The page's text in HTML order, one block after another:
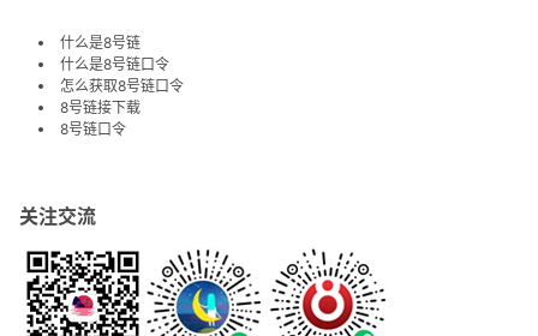
什么是8号链
什么是8号链口令
怎么获取8号链口令
8号链接下载
8号链口令
关注交流